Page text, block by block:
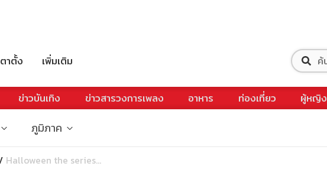
ตาตั้ง เพิ่มเติม
ข่าวบันเทิง ข่าวสารวงการเพลง อาหาร ท่องเที่ยว ผู้หญิง
ภูมิภาค
Halloween the series...